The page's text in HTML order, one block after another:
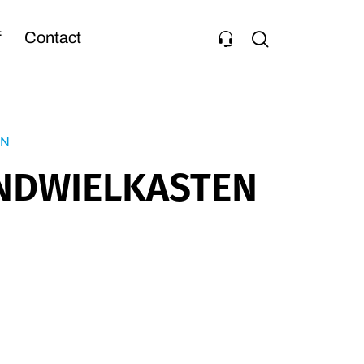
Contact